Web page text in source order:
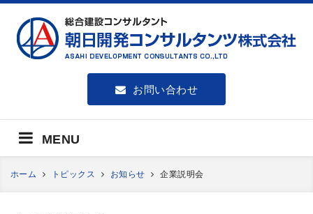
お問い合わせ
MENU
ホーム トピックス お知らせ 企業説明会